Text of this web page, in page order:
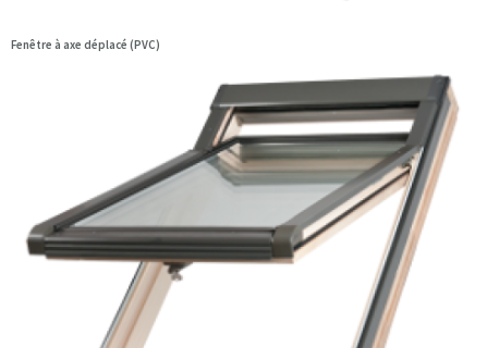
Fenêtre à axe déplacé (PVC)